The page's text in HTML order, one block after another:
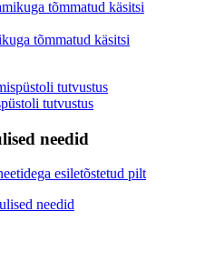
tõmmatud käsitsi
tutvustus
needid